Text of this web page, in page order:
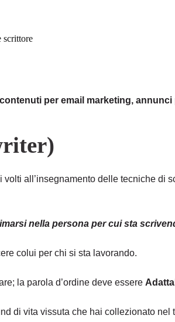
per email marketing,
all’insegnamento delle tecniche di
nella persona per cui sta
colui per chi si sta lavorando.
la parola d’ordine deve essere
di vita vissuta che hai collezionato nel